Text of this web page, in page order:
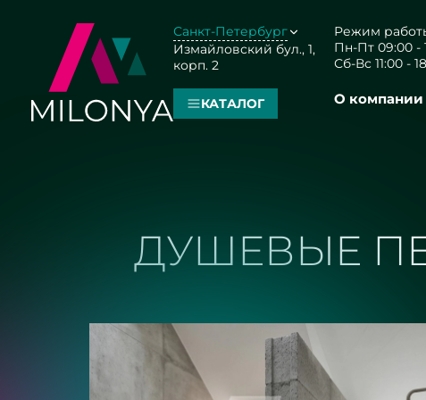
Санкт-Петербург
Измайловский бул., 1,
корп. 2
Режим
Пн-Пт 09:00 -
Сб-Вс 11:00 -
КАТАЛОГ О компании
ДУШЕВЫЕ